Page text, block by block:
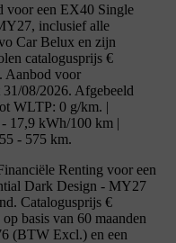
voor een EX40 Single
inclusief alle
Car Belux en zijn
catalogusprijs €
Aanbod voor
08/2026. Afgebeeld
WLTP: 0 g/km. |
17,9 kWh/100 km |
- 575 km.
Renting voor een
Dark Design - MY27
Catalogusprijs €
basis van 60 maanden
(BTW Excl.) en een